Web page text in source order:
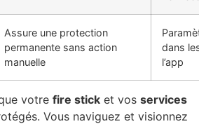
Assure une protection
permanente sans action
manuelle
dans
l’app
votre fire stick et vos services
Vous naviguez et visionnez